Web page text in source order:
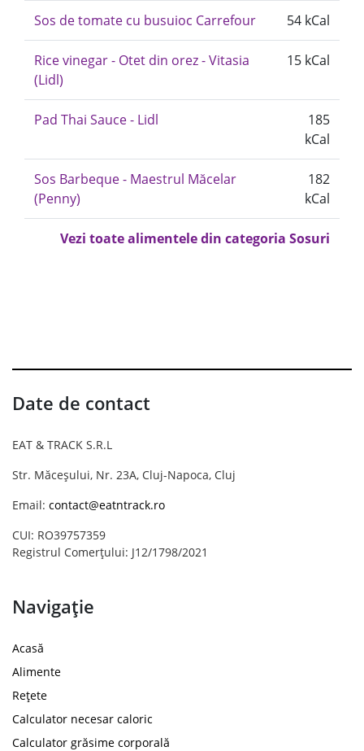
Sos de tomate cu busuioc Carrefour 54 kCal
Rice vinegar - Otet din orez - Vitasia
(Lidl)
15 kCal
Pad Thai Sauce - Lidl
185
kCal
Sos Barbeque - Maestrul Măcelar
(Penny)
182
kCal
Vezi toate alimentele din categoria Sosuri
Date de contact
EAT & TRACK S.R.L
Str. Măceșului, Nr. 23A, Cluj-Napoca, Cluj
Email: contact@eatntrack.ro
CUI: RO39757359
Registrul Comerțului: J12/1798/2021
Navigație
Acasă
Alimente
Rețete
Calculator necesar caloric
Calculator grăsime corporală